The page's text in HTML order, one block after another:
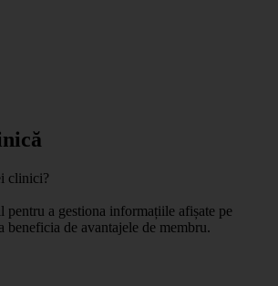
clinici?
pentru a gestiona informațiile afișate pe
beneficia de avantajele de membru.